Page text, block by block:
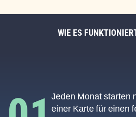
WIE ES
Jeden Monat starten
einer Karte für einen